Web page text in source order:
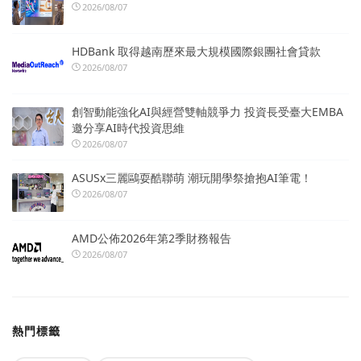
2026/08/07
HDBank 取得越南歷來最大規模國際銀團社會貸款
2026/08/07
創智動能強化AI與經營雙軸競爭力 投資長受臺大EMBA
邀分享AI時代投資思維
2026/08/07
ASUSx三麗鷗耍酷聯萌 潮玩開學祭搶抱AI筆電！
2026/08/07
AMD公佈2026年第2季財務報告
2026/08/07
熱門標籤